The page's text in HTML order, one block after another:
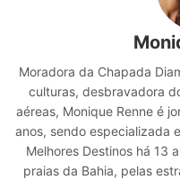
Moradora da Chapada
culturas, desbravadora
aéreas, Monique Renne é
anos, sendo especializada
Melhores Destinos há 13
praias da Bahia, pelas